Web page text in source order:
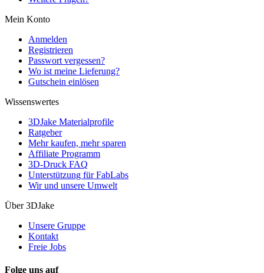
Mein Konto
Anmelden
Registrieren
Passwort vergessen?
Wo ist meine Lieferung?
Gutschein einlösen
Wissenswertes
3DJake Materialprofile
Ratgeber
Mehr kaufen, mehr sparen
Affiliate Programm
3D-Druck FAQ
Unterstützung für FabLabs
Wir und unsere Umwelt
Über 3DJake
Unsere Gruppe
Kontakt
Freie Jobs
Folge uns auf